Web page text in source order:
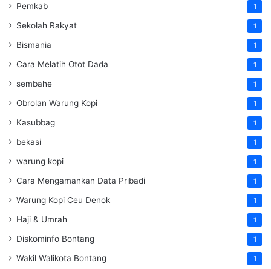
Pemkab 1
Sekolah Rakyat 1
Bismania 1
Cara Melatih Otot Dada 1
sembahe 1
Obrolan Warung Kopi 1
Kasubbag 1
bekasi 1
warung kopi 1
Cara Mengamankan Data Pribadi 1
Warung Kopi Ceu Denok 1
Haji & Umrah 1
Diskominfo Bontang 1
Wakil Walikota Bontang 1